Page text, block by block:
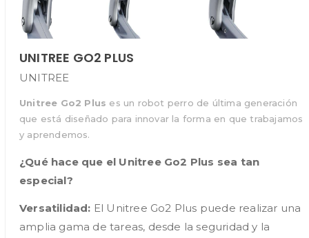
UNITREE GO2 PLUS
UNITREE
Unitree Go2 Plus es un robot perro de última generación
que está diseñado para innovar la forma en que trabajamos
y aprendemos.
¿Qué hace que el Unitree Go2 Plus sea tan
especial?
Versatilidad: El Unitree Go2 Plus puede realizar una
amplia gama de tareas, desde la seguridad y la